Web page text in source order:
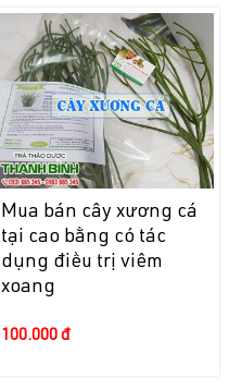
Mua bán cây xương cá
tại cao bằng có tác
dụng điều trị viêm
xoang
100.000 đ